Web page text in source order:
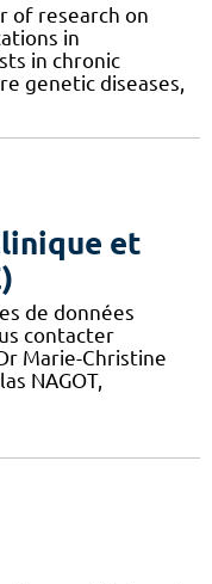
of research on
in
in chronic
genetic diseases,
et
de données
contacter
Marie-Christine
NAGOT,